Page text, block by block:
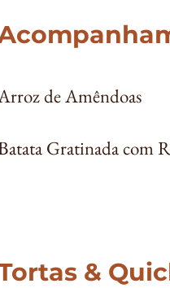
de Amêndoas
Gratinada com
&